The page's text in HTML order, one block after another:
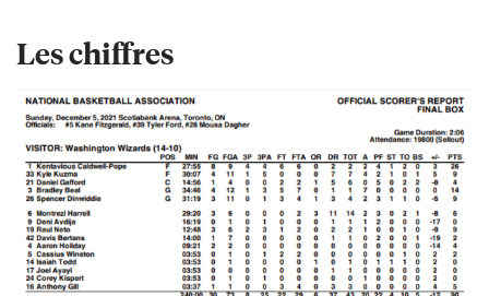
Les chiffres